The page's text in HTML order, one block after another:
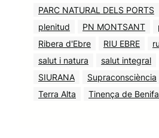
PARC NATURAL DELS PORTS
plenitud
PN MONTSANT
Ribera d'Ebre
RIU EBRE
salut i natura
salut integral
SIURANA
Supraconsciència
Terra Alta
Tinença de